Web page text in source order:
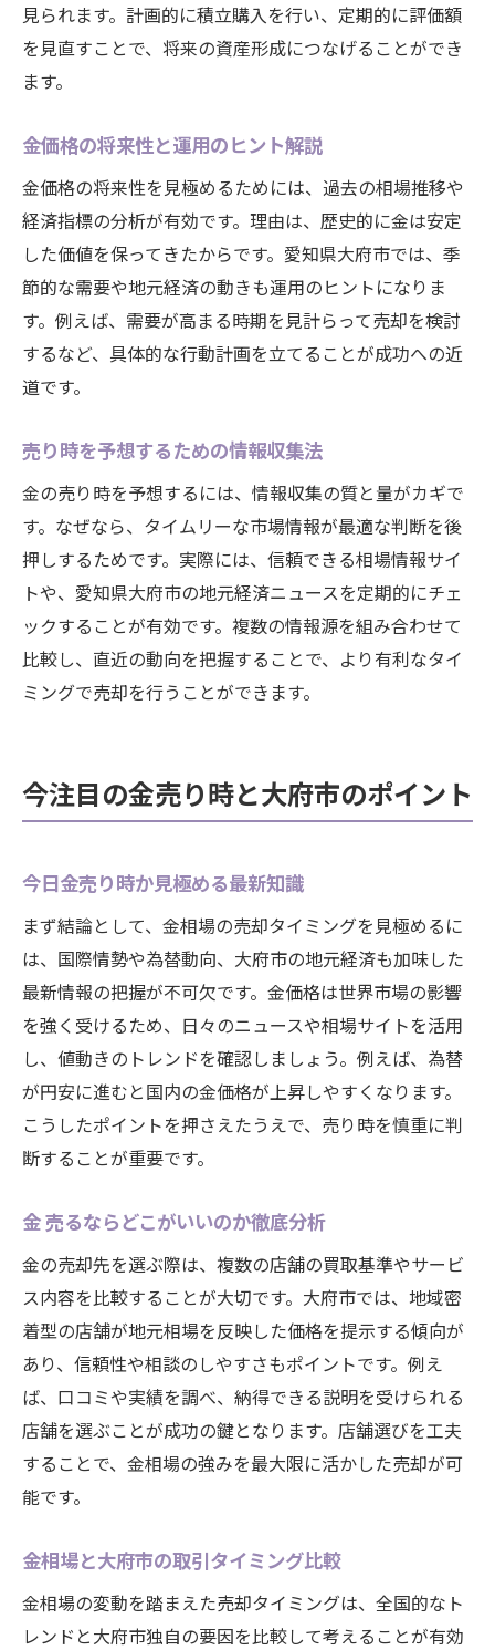
見られます。計画的に積立購入を行い、定期的に評価額
を見直すことで、将来の資産形成につなげることができ
ます。
金価格の将来性と運用のヒント解説
金価格の将来性を見極めるためには、過去の相場推移や
経済指標の分析が有効です。理由は、歴史的に金は安定
した価値を保ってきたからです。愛知県大府市では、季
節的な需要や地元経済の動きも運用のヒントになりま
す。例えば、需要が高まる時期を見計らって売却を検討
するなど、具体的な行動計画を立てることが成功への近
道です。
売り時を予想するための情報収集法
金の売り時を予想するには、情報収集の質と量がカギで
す。なぜなら、タイムリーな市場情報が最適な判断を後
押しするためです。実際には、信頼できる相場情報サイ
トや、愛知県大府市の地元経済ニュースを定期的にチェ
ックすることが有効です。複数の情報源を組み合わせて
比較し、直近の動向を把握することで、より有利なタイ
ミングで売却を行うことができます。
今注目の金売り時と大府市のポイント
今日金売り時か見極める最新知識
まず結論として、金相場の売却タイミングを見極めるに
は、国際情勢や為替動向、大府市の地元経済も加味した
最新情報の把握が不可欠です。金価格は世界市場の影響
を強く受けるため、日々のニュースや相場サイトを活用
し、値動きのトレンドを確認しましょう。例えば、為替
が円安に進むと国内の金価格が上昇しやすくなります。
こうしたポイントを押さえたうえで、売り時を慎重に判
断することが重要です。
金 売るならどこがいいのか徹底分析
金の売却先を選ぶ際は、複数の店舗の買取基準やサービ
ス内容を比較することが大切です。大府市では、地域密
着型の店舗が地元相場を反映した価格を提示する傾向が
あり、信頼性や相談のしやすさもポイントです。例え
ば、口コミや実績を調べ、納得できる説明を受けられる
店舗を選ぶことが成功の鍵となります。店舗選びを工夫
することで、金相場の強みを最大限に活かした売却が可
能です。
金相場と大府市の取引タイミング比較
金相場の変動を踏まえた売却タイミングは、全国的なト
レンドと大府市独自の要因を比較して考えることが有効